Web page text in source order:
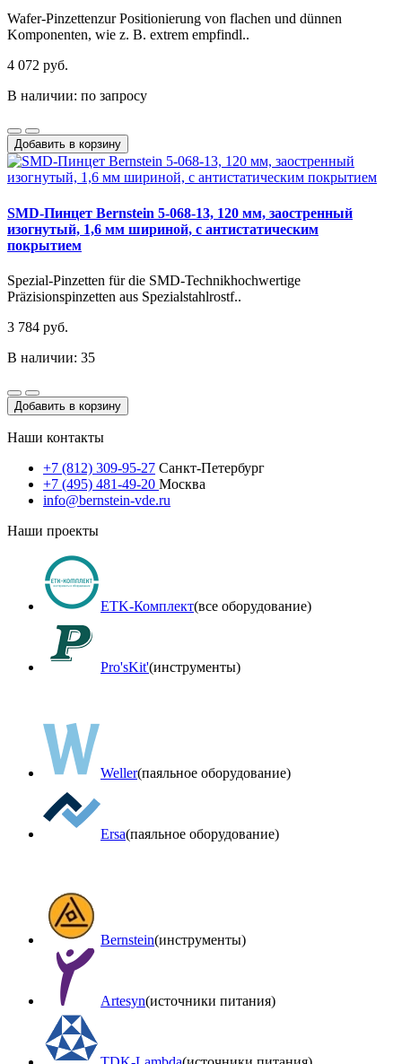
Wafer-Pinzettenzur Positionierung von flachen und dünnen
Komponenten, wie z. B. extrem empfindl..
4 072 руб.
В наличии: по запросу
Добавить в корзину
SMD-Пинцет Bernstein 5-068-13, 120 мм, заостренный
изогнутый, 1,6 мм шириной, с антистатическим
покрытием
Spezial-Pinzetten für die SMD-Technikhochwertige
Präzisionspinzetten aus Spezialstahlrostf..
3 784 руб.
В наличии: 35
Добавить в корзину
Наши контакты
+7 (812) 309-95-27 Санкт-Петербург
+7 (495) 481-49-20 Москва
info@bernstein-vde.ru
Наши проекты
ETK-Комплект(все оборудование)
Pro'sKit'(инструменты)
Weller(паяльное оборудование)
Ersa(паяльное оборудование)
Bernstein(инструменты)
Artesyn(источники питания)